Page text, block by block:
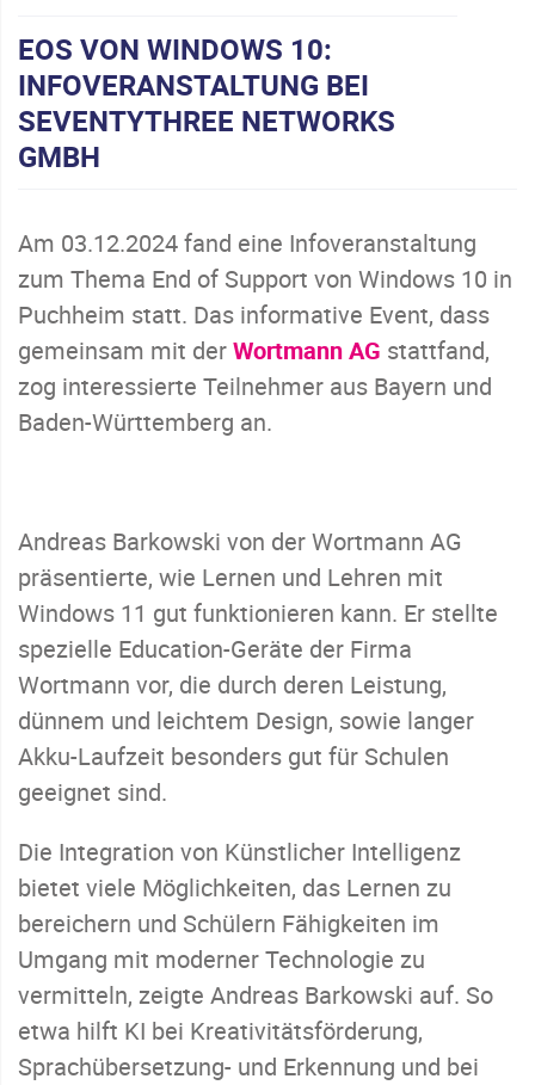
EOS VON WINDOWS 10:
INFOVERANSTALTUNG BEI
SEVENTYTHREE NETWORKS
GMBH
Am 03.12.2024 fand eine Infoveranstaltung
zum Thema End of Support von Windows 10 in
Puchheim statt. Das informative Event, dass
gemeinsam mit derWortmann AG stattfand,
zog interessierte Teilnehmer aus Bayern und
Baden-Württemberg an.
Andreas Barkowski von der Wortmann AG
präsentierte, wie Lernen und Lehren mit
Windows 11 gut funktionieren kann. Er stellte
spezielle Education-Geräte der Firma
Wortmann vor, die durch deren Leistung,
dünnem und leichtem Design, sowie langer
Akku-Laufzeit besonders gut für Schulen
geeignet sind.
Die Integration von Künstlicher Intelligenz
bietet viele Möglichkeiten, das Lernen zu
bereichern und Schülern Fähigkeiten im
Umgang mit moderner Technologie zu
vermitteln, zeigte Andreas Barkowski auf. So
etwa hilft KI bei Kreativitätsförderung,
Sprachübersetzung- und Erkennung und bei